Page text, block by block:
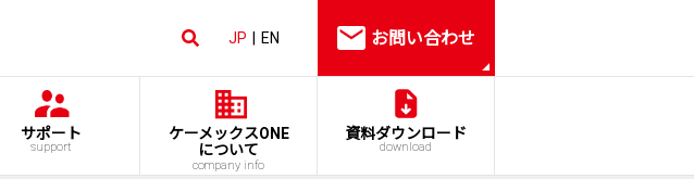
JP EN お問い合わせ
サポート
support
ケーメックスONE
について
company info
資料ダウンロード
download